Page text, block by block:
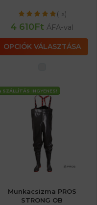
(1x)
4 610Ft ÁFA-val
OPCIÓK VÁLASZTÁSA
SZÁLLÍTÁS INGYENES!
Munkacsizma PROS
STRONG OB